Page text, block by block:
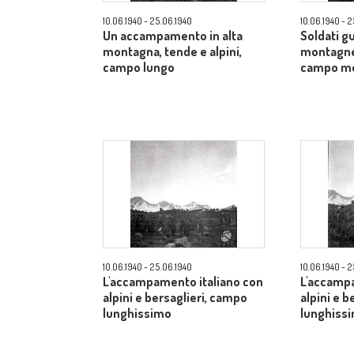
10.06.1940 - 25.06.1940
Un accampamento in alta
montagna, tende e alpini,
campo lungo
10.06.1940 -
Soldati
campo
10.06.1940 - 25.06.1940
L'accampamento italiano con
alpini e bersaglieri, campo
lunghissimo
10.06.1940 -
alpini e